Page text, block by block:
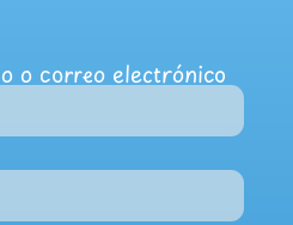
o correo electrónico